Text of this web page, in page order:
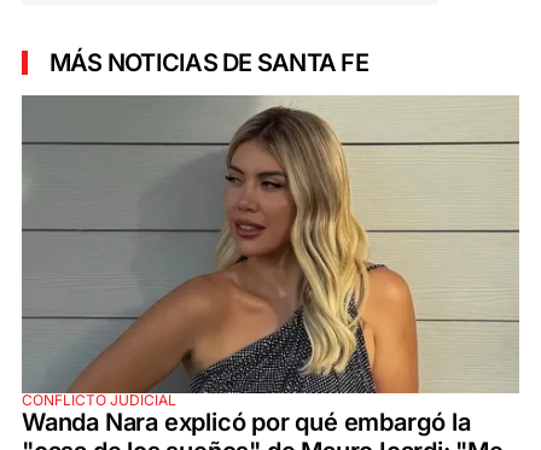
MÁS NOTICIAS DE SANTA FE
CONFLICTO JUDICIAL
Wanda Nara explicó por qué embargó la